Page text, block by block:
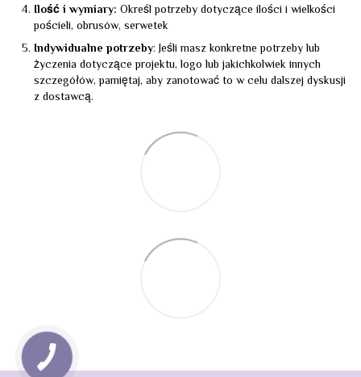
Ilość i wymiary: Określ potrzeby dotyczące ilości i wielkości
pościeli, obrusów, serwetek
Indywidualne potrzeby: Jeśli masz konkretne potrzeby lub
życzenia dotyczące projektu, logo lub jakichkolwiek innych
szczegółów, pamiętaj, aby zanotować to w celu dalszej dyskusji
z dostawcą.